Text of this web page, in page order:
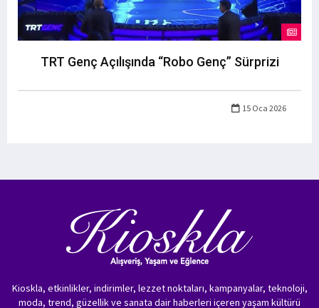
TRT Genç Açılışında “Robo Genç” Sürprizi
15 Oca 2026
Kioskla, etkinlikler, indirimler, lezzet noktaları, kampanyalar, teknoloji,
moda, trend, güzellik ve sanata dair haberleri içeren yaşam kültürü